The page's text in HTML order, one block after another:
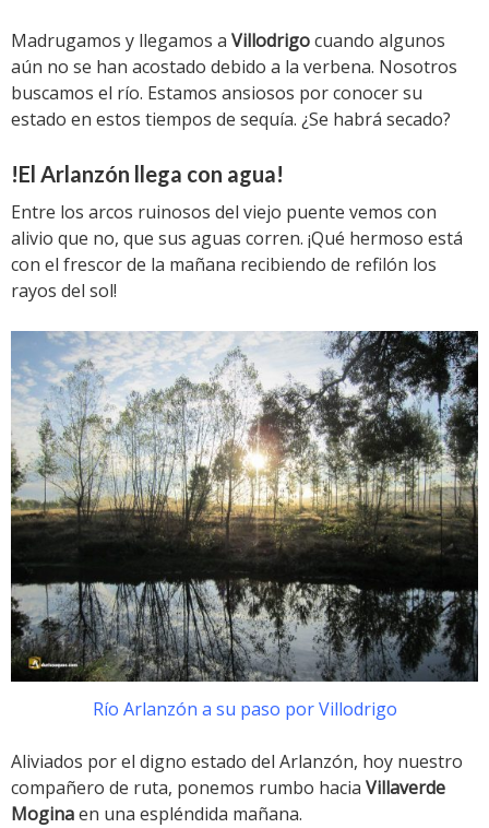
Madrugamos y llegamos a Villodrigocuando algunos
aún no se han acostado debido a la verbena. Nosotros
buscamos el río. Estamos ansiosos por conocer su
estado en estos tiempos de sequía. ¿Se habrá secado?
!El Arlanzón llega con agua!
Entre los arcos ruinosos del viejo puente vemos con
alivio que no, que sus aguas corren. ¡Qué hermoso está
con el frescor de la mañana recibiendo de refilón los
rayos del sol!
Río Arlanzón a su paso por Villodrigo
Aliviados por el digno estado del Arlanzón, hoy nuestro
compañero de ruta, ponemos rumbo hacia Villaverde
Moginaen una espléndida mañana.